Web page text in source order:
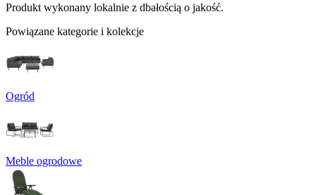
Produkt wykonany lokalnie z dbałością o jakość.
Powiązane kategorie i kolekcje
Ogród
Meble ogrodowe